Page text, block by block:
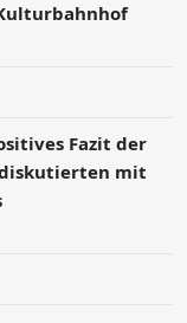
Fazit der
mit